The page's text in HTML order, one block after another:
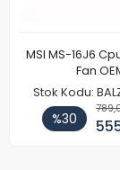
MSI MS-16J6
Fan
Stok Kodu:
%30